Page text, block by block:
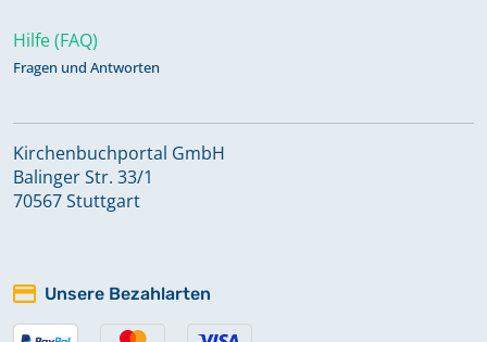
Hilfe (FAQ)
Fragen und Antworten
Kirchenbuchportal GmbH
Balinger Str. 33/1
70567 Stuttgart
Unsere Bezahlarten